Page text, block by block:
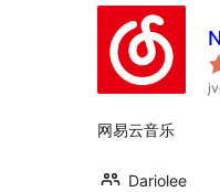
网易云音乐
Dariolee